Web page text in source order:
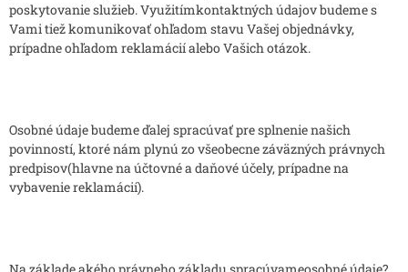
poskytovanie služieb. Využitímkontaktných údajov budeme s
Vami tiež komunikovať ohľadom stavu Vašej objednávky,
prípadne ohľadom reklamácií alebo Vašich otázok.
Osobné údaje budeme ďalej spracúvať pre splnenie našich
povinností, ktoré nám plynú zo všeobecne záväzných právnych
predpisov(hlavne na účtovné a daňové účely, prípadne na
vybavenie reklamácií).